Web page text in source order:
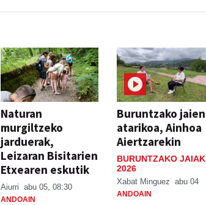
Naturan
murgiltzeko
jarduerak,
Leizaran Bisitarien
Etxearen eskutik
Aiurri abu 05, 08:30
ANDOAIN
Buruntzako jaien
atarikoa, Ainhoa
Aiertzarekin
BURUNTZAKO JAIAK
2026
Xabat Minguez abu 04
ANDOAIN